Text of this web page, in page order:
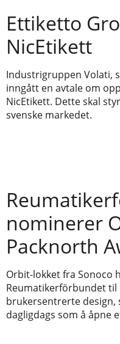
Ettiketto
NicEtikett
Industrigruppen Volati,
inngått en avtale om
NicEtikett. Dette skal
svenske markedet.
nominerer
Packnorth
Orbit-lokket fra Sonoco
Reumatikerförbundet
brukersentrerte design,
dagligdags som å åpne